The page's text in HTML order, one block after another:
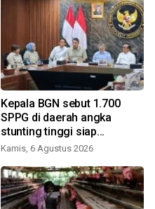
Kepala BGN sebut 1.700
SPPG di daerah angka
stunting tinggi siap
beroperasi
Kamis, 6 Agustus 2026